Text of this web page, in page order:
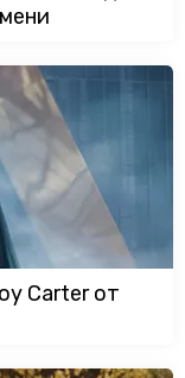
Carter от